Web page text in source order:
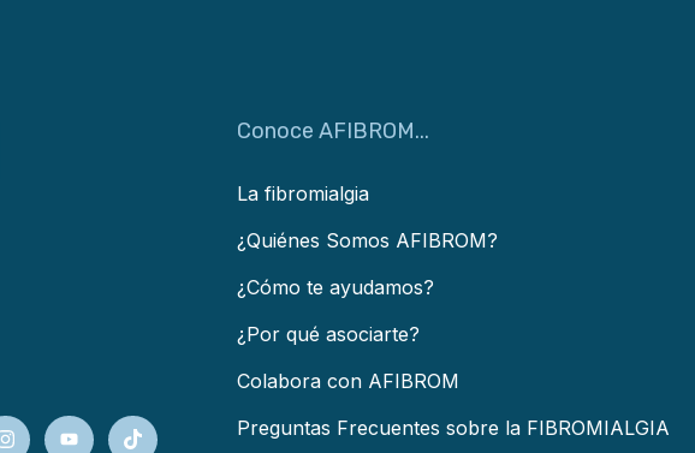
Conoce AFIBROM...
La fibromialgia
¿Quiénes Somos AFIBROM?
¿Cómo te ayudamos?
¿Por qué asociarte?
Colabora con AFIBROM
Preguntas Frecuentes sobre la FIBROMIALGIA